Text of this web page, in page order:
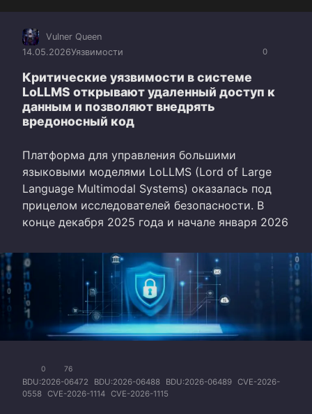
0
Vulner Queen
14.05.2026Уязвимости
Критические уязвимости в системе
LoLLMS открывают удаленный доступ к
данным и позволяют внедрять
вредоносный код
Платформа для управления большими
языковыми моделями LoLLMS (Lord of Large
Language Multimodal Systems) оказалась под
прицелом исследователей безопасности. В
конце декабря 2025 года и начале января 2026
0 76
BDU:2026-06472 BDU:2026-06488 BDU:2026-06489 CVE-2026-
0558 CVE-2026-1114 CVE-2026-1115